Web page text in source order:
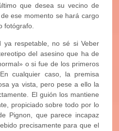
que desea su vecino de
ese momento se hará cargo
fotógrafo.
respetable, no sé si Veber
del asesino que ha de
o si fue de los primeros
cualquier caso, la premisa
ya vista, pero pese a ello la
El guión los mantiene
propiciado sobre todo por lo
Pignon, que parece incapaz
precisamente para que el